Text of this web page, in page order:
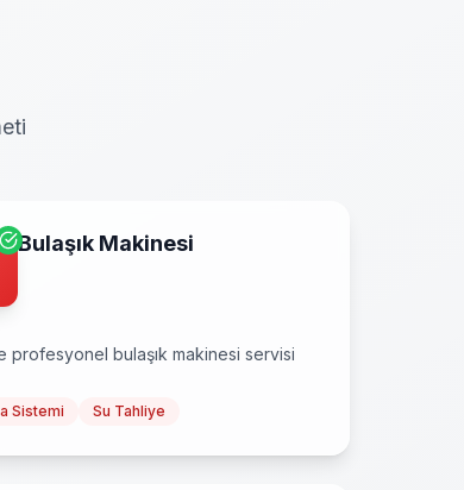
Bulaşık Makinesi
profesyonel bulaşık makinesi servisi
Sistemi Su Tahliye